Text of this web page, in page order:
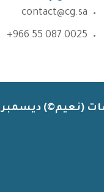
contact@cg.sa
+966 55 087 0025
ديسمبر 2023